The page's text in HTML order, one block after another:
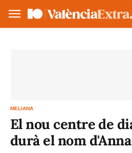
MELIANA
El nou centre de
durà el nom